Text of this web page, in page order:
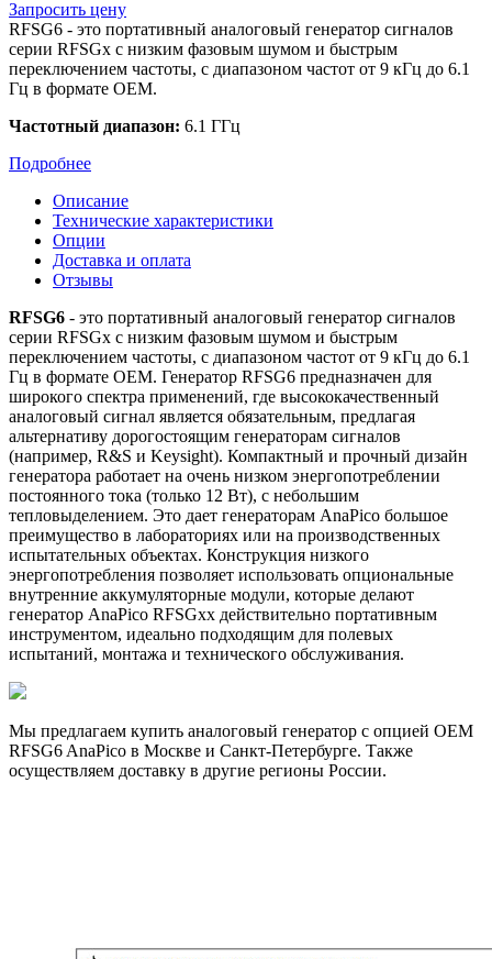
Запросить цену
RFSG6 - это портативный аналоговый генератор сигналов
серии RFSGx с низким фазовым шумом и быстрым
переключением частоты, с диапазоном частот от 9 кГц до 6.1
Гц в формате OEM.
Частотный диапазон: 6.1 ГГц
Подробнее
Описание
Технические характеристики
Опции
Доставка и оплата
Отзывы
RFSG6 - это портативный аналоговый генератор сигналов
серии RFSGx с низким фазовым шумом и быстрым
переключением частоты, с диапазоном частот от 9 кГц до 6.1
Гц в формате OEM. Генератор RFSG6 предназначен для
широкого спектра применений, где высококачественный
аналоговый сигнал является обязательным, предлагая
альтернативу дорогостоящим генераторам сигналов
(например, R&S и Keysight). Компактный и прочный дизайн
генератора работает на очень низком энергопотреблении
постоянного тока (только 12 Вт), с небольшим
тепловыделением. Это дает генераторам AnaPico большое
преимущество в лабораториях или на производственных
испытательных объектах. Конструкция низкого
энергопотребления позволяет использовать опциональные
внутренние аккумуляторные модули, которые делают
генератор AnaPico RFSGxx действительно портативным
инструментом, идеально подходящим для полевых
испытаний, монтажа и технического обслуживания.
Мы предлагаем купить аналоговый генератор с опцией OEM
RFSG6 AnaPico в Москве и Санкт-Петербурге. Также
осуществляем доставку в другие регионы России.